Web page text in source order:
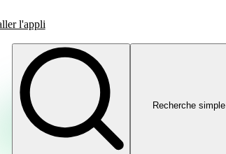
l'appli
Recherche simple